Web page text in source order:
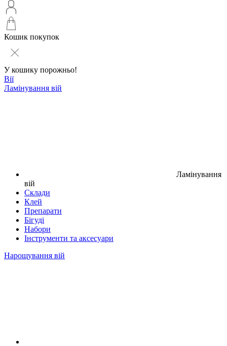
Кошик покупок
У кошику порожньо!
Вії
Ламінування вій
Ламінування
вій
Склади
Клей
Препарати
Бігуді
Набори
Інструменти та аксесуари
Нарощування вій